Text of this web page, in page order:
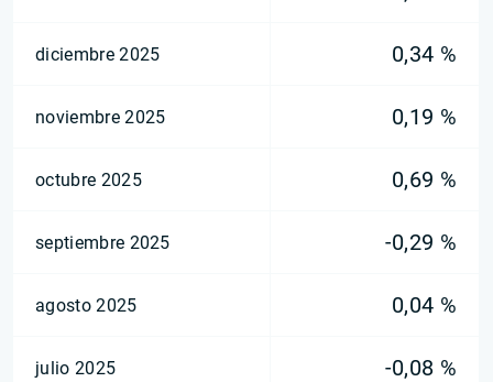
diciembre 2025 0,34 %
noviembre 2025 0,19 %
octubre 2025 0,69 %
septiembre 2025 -0,29 %
agosto 2025 0,04 %
julio 2025 -0,08 %